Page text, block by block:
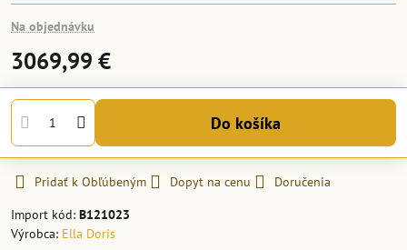
Na objednávku
3069,99 €
Do košíka
Pridať k Obľúbeným Dopyt na cenu
Doručenia
Import kód: B121023
Výrobca: Ella Doris